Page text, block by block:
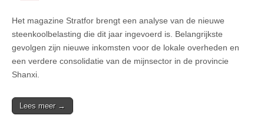
Het magazine Stratfor brengt een analyse van de nieuwe
steenkoolbelasting die dit jaar ingevoerd is. Belangrijkste
gevolgen zijn nieuwe inkomsten voor de lokale overheden en
een verdere consolidatie van de mijnsector in de provincie
Shanxi.
Lees meer →